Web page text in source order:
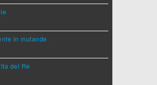
in mutande
del Re